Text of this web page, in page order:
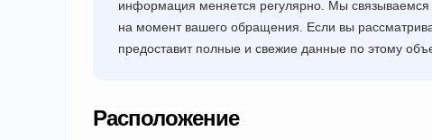
информация меняется регулярно. Мы связываемся
на момент вашего обращения. Если вы
предоставит полные и свежие данные по этому
Расположение